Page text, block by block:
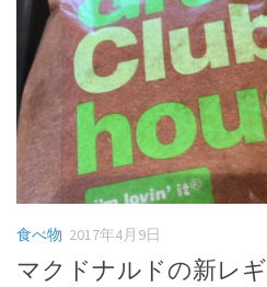
食べ物 2017年4月9日
マクドナルドの新レ